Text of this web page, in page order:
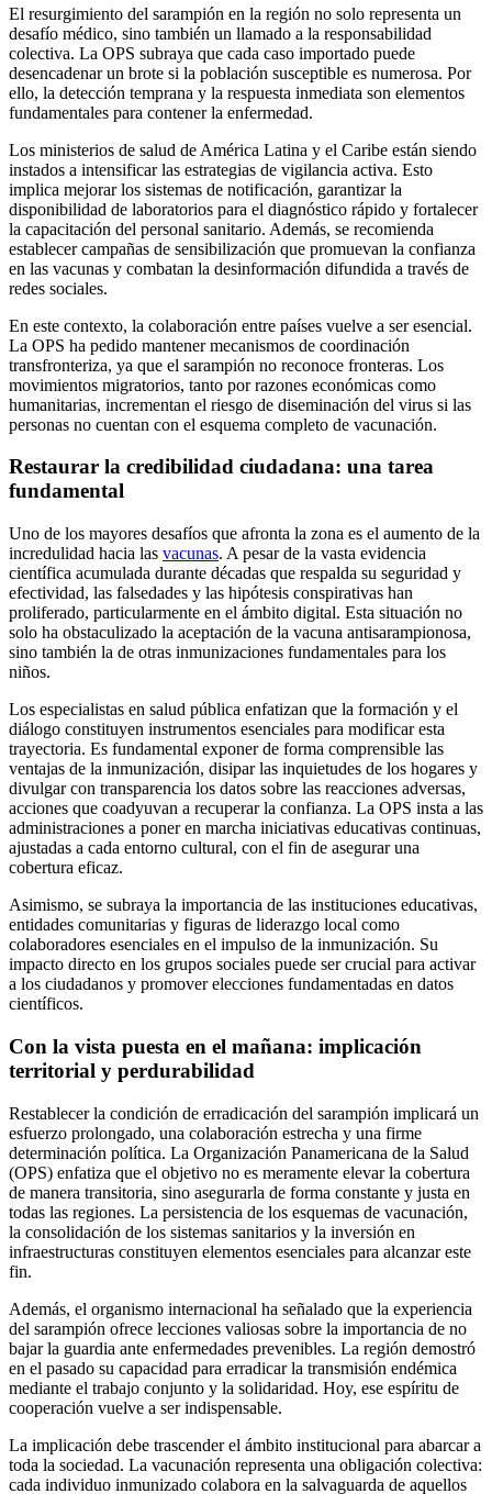
El resurgimiento del sarampión en la región no solo representa un
desafío médico, sino también un llamado a la responsabilidad
colectiva. La OPS subraya que cada caso importado puede
desencadenar un brote si la población susceptible es numerosa. Por
ello, la detección temprana y la respuesta inmediata son elementos
fundamentales para contener la enfermedad.
Los ministerios de salud de América Latina y el Caribe están siendo
instados a intensificar las estrategias de vigilancia activa. Esto
implica mejorar los sistemas de notificación, garantizar la
disponibilidad de laboratorios para el diagnóstico rápido y fortalecer
la capacitación del personal sanitario. Además, se recomienda
establecer campañas de sensibilización que promuevan la confianza
en las vacunas y combatan la desinformación difundida a través de
redes sociales.
En este contexto, la colaboración entre países vuelve a ser esencial.
La OPS ha pedido mantener mecanismos de coordinación
transfronteriza, ya que el sarampión no reconoce fronteras. Los
movimientos migratorios, tanto por razones económicas como
humanitarias, incrementan el riesgo de diseminación del virus si las
personas no cuentan con el esquema completo de vacunación.
Restaurar la credibilidad ciudadana: una tarea
fundamental
Uno de los mayores desafíos que afronta la zona es el aumento de la
incredulidad hacia las vacunas. A pesar de la vasta evidencia
científica acumulada durante décadas que respalda su seguridad y
efectividad, las falsedades y las hipótesis conspirativas han
proliferado, particularmente en el ámbito digital. Esta situación no
solo ha obstaculizado la aceptación de la vacuna antisarampionosa,
sino también la de otras inmunizaciones fundamentales para los
niños.
Los especialistas en salud pública enfatizan que la formación y el
diálogo constituyen instrumentos esenciales para modificar esta
trayectoria. Es fundamental exponer de forma comprensible las
ventajas de la inmunización, disipar las inquietudes de los hogares y
divulgar con transparencia los datos sobre las reacciones adversas,
acciones que coadyuvan a recuperar la confianza. La OPS insta a las
administraciones a poner en marcha iniciativas educativas continuas,
ajustadas a cada entorno cultural, con el fin de asegurar una
cobertura eficaz.
Asimismo, se subraya la importancia de las instituciones educativas,
entidades comunitarias y figuras de liderazgo local como
colaboradores esenciales en el impulso de la inmunización. Su
impacto directo en los grupos sociales puede ser crucial para activar
a los ciudadanos y promover elecciones fundamentadas en datos
científicos.
Con la vista puesta en el mañana: implicación
territorial y perdurabilidad
Restablecer la condición de erradicación del sarampión implicará un
esfuerzo prolongado, una colaboración estrecha y una firme
determinación política. La Organización Panamericana de la Salud
(OPS) enfatiza que el objetivo no es meramente elevar la cobertura
de manera transitoria, sino asegurarla de forma constante y justa en
todas las regiones. La persistencia de los esquemas de vacunación,
la consolidación de los sistemas sanitarios y la inversión en
infraestructuras constituyen elementos esenciales para alcanzar este
fin.
Además, el organismo internacional ha señalado que la experiencia
del sarampión ofrece lecciones valiosas sobre la importancia de no
bajar la guardia ante enfermedades prevenibles. La región demostró
en el pasado su capacidad para erradicar la transmisión endémica
mediante el trabajo conjunto y la solidaridad. Hoy, ese espíritu de
cooperación vuelve a ser indispensable.
La implicación debe trascender el ámbito institucional para abarcar a
toda la sociedad. La vacunación representa una obligación colectiva:
cada individuo inmunizado colabora en la salvaguarda de aquellos